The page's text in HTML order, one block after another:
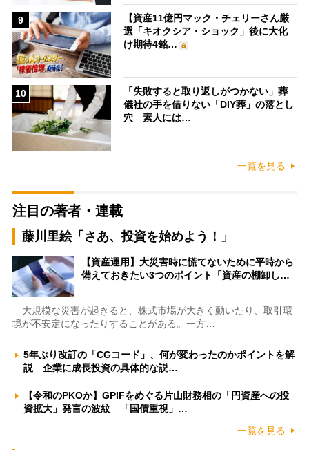
9
【資産11億円マック・チェリーさん厳
選「キオクシア・ショック」後に大化
け期待4銘…
10
「失敗すると取り返しがつかない」葬
儀社の手を借りない「DIY葬」の落とし
穴 素人には…
一覧を見る
注目の著者・連載
藤川里絵「さあ、投資を始めよう！」
【資産運用】大災害時に慌てないために平時から
備えておきたい3つのポイント「資産の棚卸し…
大規模な災害が起きると、株式市場が大きく動いたり、取引環
境が不安定になったりすることがある。一方…
5年ぶり改訂の「CGコード」、何が変わったのかポイントを解
説 企業に成長投資の具体的な説…
【令和のPKOか】GPIFをめぐる片山財務相の「円資産への投
資拡大」発言の波紋 「国債重視」…
一覧を見る